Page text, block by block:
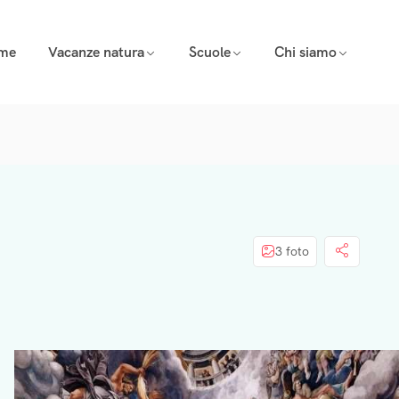
Vacanze natura Scuole Chi siamo
3 foto